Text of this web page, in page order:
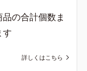
の合計個数ま
す
詳しくはこちら